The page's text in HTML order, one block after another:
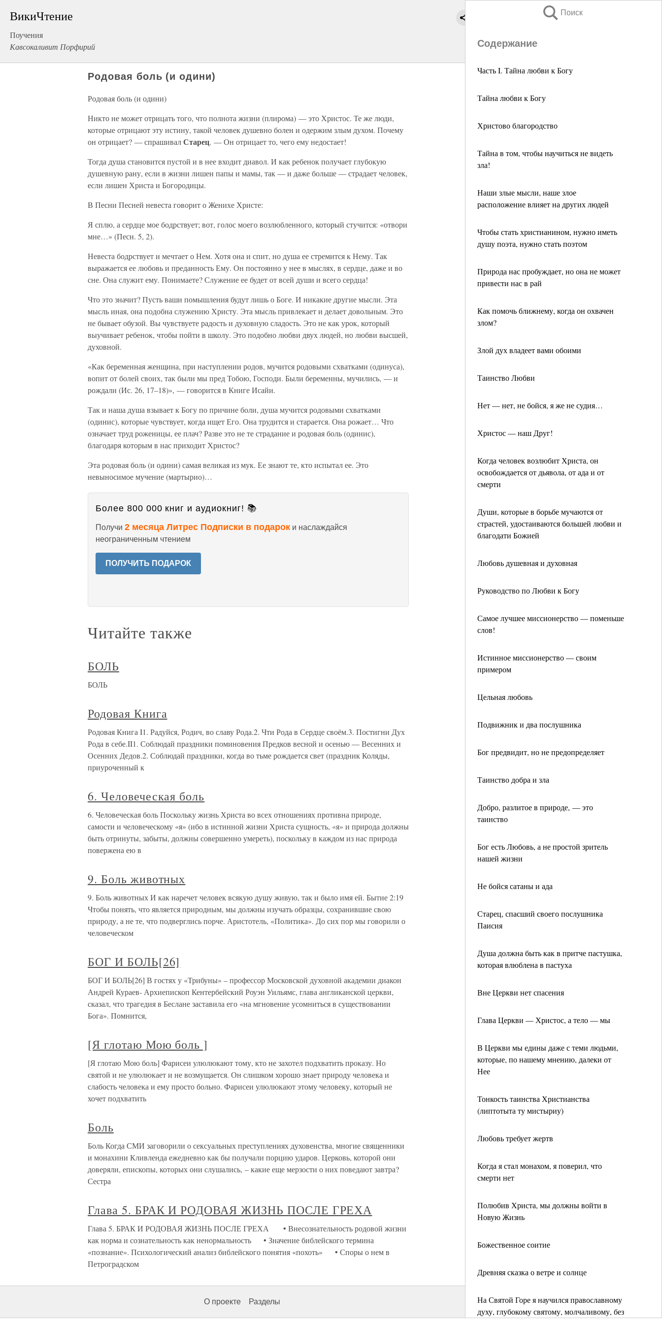
ВикиЧтение
Поучения
Кавсокаливит Порфирий
Поиск
Содержание
Часть I. Тайна любви к Богу
Тайна любви к Богу
Христово благородство
Тайна в том, чтобы научиться не видеть
зла!
Наши злые мысли, наше злое
расположение влияет на других людей
Чтобы стать христианином, нужно иметь
душу поэта, нужно стать поэтом
Природа нас пробуждает, но она не может
привести нас в рай
Как помочь ближнему, когда он охвачен
злом?
Злой дух владеет вами обоими
Таинство Любви
Нет — нет, не бойся, я же не судия…
Христос — наш Друг!
Когда человек возлюбит Христа, он
освобождается от дьявола, от ада и от
смерти
Души, которые в борьбе мучаются от
страстей, удостаиваются большей любви и
благодати Божией
Любовь душевная и духовная
Руководство по Любви к Богу
Самое лучшее миссионерство — поменьше
слов!
Истинное миссионерство — своим
примером
Цельная любовь
Подвижник и два послушника
Бог предвидит, но не предопределяет
Таинство добра и зла
Добро, разлитое в природе, — это
таинство
Бог есть Любовь, а не простой зритель
нашей жизни
Не бойся сатаны и ада
Старец, спасший своего послушника
Паисия
Душа должна быть как в притче пастушка,
которая влюблена в пастуха
Вне Церкви нет спасения
Глава Церкви — Христос, а тело — мы
В Церкви мы едины даже с теми людьми,
которые, по нашему мнению, далеки от
Нее
Тонкость таинства Христианства
(липтотыта ту мистыриу)
Любовь требует жертв
Когда я стал монахом, я поверил, что
смерти нет
Полюбив Христа, мы должны войти в
Новую Жизнь
Божественное соитие
Древняя сказка о ветре и солнце
На Святой Горе я научился православному
духу, глубокому святому, молчаливому, без
Родовая боль (и одини)
Родовая боль (и одини)
Никто не может отрицать того, что полнота жизни (плирома) — это Христос. Те же люди,
которые отрицают эту истину, такой человек душевно болен и одержим злым духом. Почему
он отрицает? — спрашивалСтарец. — Он отрицает то, чего ему недостает!
Тогда душа становится пустой и в нее входит диавол. И как ребенок получает глубокую
душевную рану, если в жизни лишен папы и мамы, так — и даже больше — страдает человек,
если лишен Христа и Богородицы.
В Песни Песней невеста говорит о Женихе Христе:
Я сплю, а сердце мое бодрствует; вот, голос моего возлюбленного, который стучится: «отвори
мне…» (Песн. 5, 2).
Невеста бодрствует и мечтает о Нем. Хотя она и спит, но душа ее стремится к Нему. Так
выражается ее любовь и преданность Ему. Он постоянно у нее в мыслях, в сердце, даже и во
сне. Она служит ему. Понимаете? Служение ее будет от всей души и всего сердца!
Что это значит? Пусть ваши помышления будут лишь о Боге. И никакие другие мысли. Эта
мысль иная, она подобна служению Христу. Эта мысль привлекает и делает довольным. Это
не бывает обузой. Вы чувствуете радость и духовную сладость. Это не как урок, который
выучивает ребенок, чтобы пойти в школу. Это подобно любви двух людей, но любви высшей,
духовной.
«Как беременная женщина, при наступлении родов, мучится родовыми схватками (одинуса),
вопит от болей своих, так были мы пред Тобою, Господи. Были беременны, мучились, — и
рождали (Ис. 26, 17–18)», — говорится в Книге Исайи.
Так и наша душа взывает к Богу по причине боли, душа мучится родовыми схватками
(одинис), которые чувствует, когда ищет Его. Она трудится и старается. Она рожает… Что
означает труд роженицы, ее плач? Разве это не те страдание и родовая боль (одинис),
благодаря которым в нас приходит Христос?
Эта родовая боль (и одини) самая великая из мук. Ее знают те, кто испытал ее. Это
невыносимое мучение (мартырио)…
Более 800 000 книг и аудиокниг! 📚
Получи 2 месяца Литрес Подписки в подарок и наслаждайся
неограниченным чтением
ПОЛУЧИТЬ ПОДАРОК
Читайте также
БОЛЬ
БОЛЬ
Родовая Книга
Родовая Книга I1. Радуйся, Родич, во славу Рода.2. Чти Рода в Сердце своём.3. Постигни Дух
Рода в себе.II1. Соблюдай праздники поминовения Предков весной и осенью — Весенних и
Осенних Дедов.2. Соблюдай праздники, когда во тьме рождается свет (праздник Коляды,
приуроченный к
6. Человеческая боль
6. Человеческая боль Поскольку жизнь Христа во всех отношениях противна природе,
самости и человеческому «я» (ибо в истинной жизни Христа сущность, «я» и природа должны
быть отринуты, забыты, должны совершенно умереть), поскольку в каждом из нас природа
повержена ею в
9. Боль животных
9. Боль животных И как наречет человек всякую душу живую, так и было имя ей. Бытие 2:19
Чтобы понять, что является природным, мы должны изучать образцы, сохранившие свою
природу, а не те, что подверглись порче. Аристотель, «Политика». До сих пор мы говорили о
человеческом
БОГ И БОЛЬ[26]
БОГ И БОЛЬ[26] В гостях у «Трибуны» – профессор Московской духовной академии диакон
Андрей Кураев- Архиепископ Кентербейский Роуэн Уильямс, глава англиканской церкви,
сказал, что трагедия в Беслане заставила его «на мгновение усомниться в существовании
Бога». Помнится,
[Я глотаю Мою боль ]
[Я глотаю Мою боль] Фарисеи улюлюкают тому, кто не захотел подхватить проказу. Но
святой и не улюлюкает и не возмущается. Он слишком хорошо знает природу человека и
слабость человека и ему просто больно. Фарисеи улюлюкают этому человеку, который не
хочет подхватить
Боль
Боль Когда СМИ заговорили о сексуальных преступлениях духовенства, многие священники
и монахини Кливленда ежедневно как бы получали порцию ударов. Церковь, которой они
доверяли, епископы, которых они слушались, – какие еще мерзости о них поведают завтра?
Сестра
Глава 5. БРАК И РОДОВАЯ ЖИЗНЬ ПОСЛЕ ГРЕХА
Глава 5. БРАК И РОДОВАЯ ЖИЗНЬ ПОСЛЕ ГРЕХА • Внесознательность родовой жизни
как норма и сознательность как ненормальность • Значение библейского термина
«познание». Психологический анализ библейского понятия «похоть» • Споры о нем в
Петроградском
О проекте Разделы